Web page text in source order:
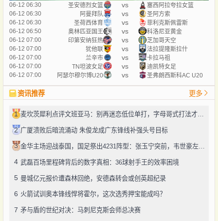
06-12 06:30 圣安德烈女篮 vs
塞西阿拉夸拉女篮
06-12 06:30
阿曼拜队 vs
圣阿方索
06-12 06:30
圣荷西体育 vs
菲利克斯佩雷斯
06-12 06:50
奥林匹亚国王 vs
科洛尼亚黄金
06-12 07:00
印第安纳狂热 vs
芝加哥天空
06-12 07:00
犹他联 vs
法拉提隆斯拉什
06-12 07:00
兰辛市 vs
卡拉马祖
06-12 07:00
TN坦波女足 vs
迪凯特女足
06-12 07:00
阿瑟尔穆尔博U20 vs 圣弗朗西斯科AC U20
资讯推荐 更多
1 麦坎茨犀利点评文班亚马：别再迷恋低位单打，字母哥式打法才是未来
2 广厦溃败后暗流涌动 朱俊龙成广东锋线补强头号目标
3 金华主场迎战泰国，国足祭出4231阵型：张玉宁突前，韦世豪左路驰骋
4 武磊百场里程碑背后的数字真相：36球射手王的效率困境
5 曼城亿元报价遭森林回绝，安德森转会或创英超纪录
6 火箭试训奥本锋线悍将霍尔，这次选秀押宝能成吗？
7 矛与盾的世纪对决：马刺尼克斯会师总决赛